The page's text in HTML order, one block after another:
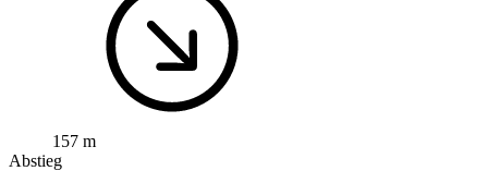
157 m
Abstieg